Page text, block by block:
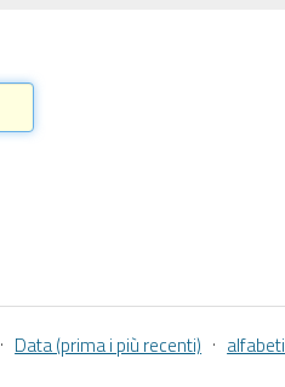
· Data (prima i più recenti) ·